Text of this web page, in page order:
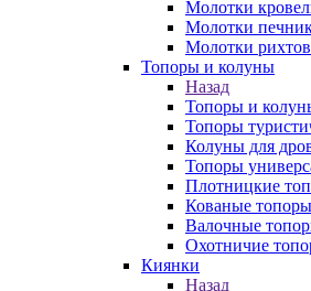
Молотки
Молотки
Молотки
Топоры и колуны
Назад
Топоры и
Топоры
Колуны для
Топоры
Плотницкие
Кованые топоры
Валочные
Охотничие
Киянки
Назад